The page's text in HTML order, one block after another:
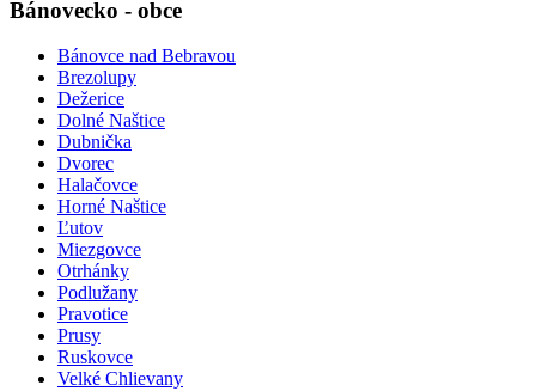
Bánovecko - obce
Bánovce nad Bebravou
Brezolupy
Dežerice
Dolné Naštice
Dubnička
Dvorec
Halačovce
Horné Naštice
Ľutov
Miezgovce
Otrhánky
Podlužany
Pravotice
Prusy
Ruskovce
Velké Chlievany